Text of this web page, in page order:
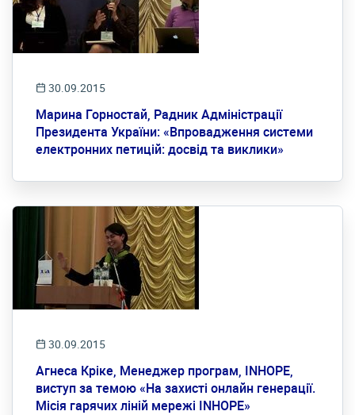
30.09.2015
Марина Горностай, Радник Адміністрації
Президента України: «Впровадження системи
електронних петицій: досвід та виклики»
30.09.2015
Агнеса Кріке, Менеджер програм, INHOPE,
виступ за темою «На захисті онлайн генерації.
Місія гарячих ліній мережі INHOPE»